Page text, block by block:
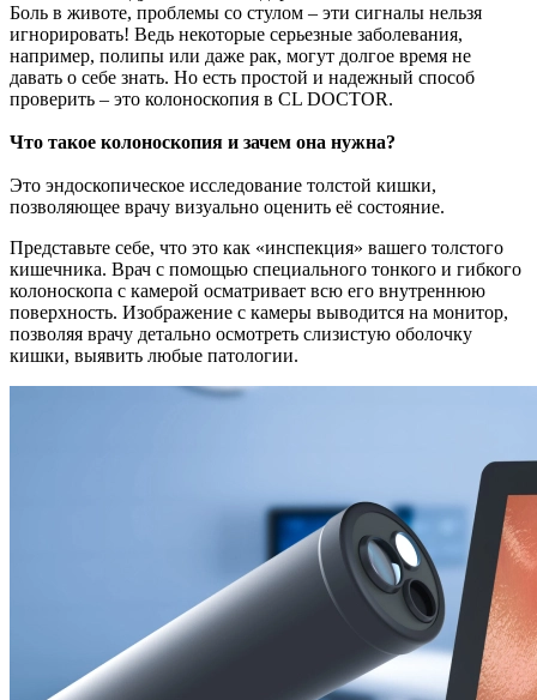
Боль в животе, проблемы со стулом – эти сигналы нельзя
игнорировать! Ведь некоторые серьезные заболевания,
например, полипы или даже рак, могут долгое время не
давать о себе знать. Но есть простой и надежный способ
проверить – это колоноскопия в CL DOCTOR.
Что такое колоноскопия и зачем она нужна?
Это эндоскопическое исследование толстой кишки,
позволяющее врачу визуально оценить её состояние.
Представьте себе, что это как «инспекция» вашего толстого
кишечника. Врач с помощью специального тонкого и гибкого
колоноскопа с камерой осматривает всю его внутреннюю
поверхность. Изображение с камеры выводится на монитор,
позволяя врачу детально осмотреть слизистую оболочку
кишки, выявить любые патологии.